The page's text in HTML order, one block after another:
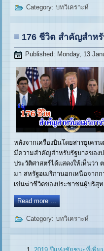
Category:บทวิเคราะห์
176 ชีวิต สำคัญสำห
Published: Monday, 13
หลังจากเครื่องบินโดยสารยูเคร
มีความสำคัญสำหรับรัฐบาลของ
ประวัติศาสตร์ได้แสดงให้เห็นว่า
มา สหรัฐอเมริกานอกเหนือจาก
เข่นฆ่าชีวิตของประชาชนผู้บริสุ
Read more ...
Category:บทวิเคราะห์